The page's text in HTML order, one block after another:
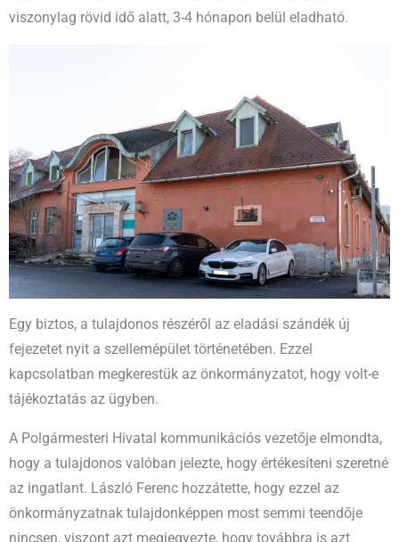
viszonylag rövid idő alatt, 3-4 hónapon belül eladható.
Egy biztos, a tulajdonos részéről az eladási szándék új
fejezetet nyit a szellemépület történetében. Ezzel
kapcsolatban megkerestük az önkormányzatot, hogy volt-e
tájékoztatás az ügyben.
A Polgármesteri Hivatal kommunikációs vezetője elmondta,
hogy a tulajdonos valóban jelezte, hogy értékesíteni szeretné
az ingatlant. László Ferenc hozzátette, hogy ezzel az
önkormányzatnak tulajdonképpen most semmi teendője
nincsen, viszont azt megjegyezte, hogy továbbra is azt